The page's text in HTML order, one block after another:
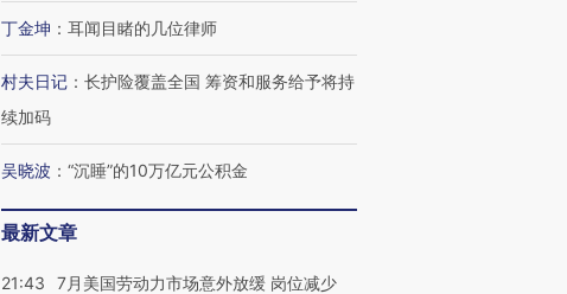
丁金坤 ： 耳闻目睹的几位律师
村夫日记 ： 长护险覆盖全国 筹资和服务给予将持
续加码
吴晓波 ： “沉睡”的10万亿元公积金
最新文章
21:43
7月美国劳动力市场意外放缓 岗位减少